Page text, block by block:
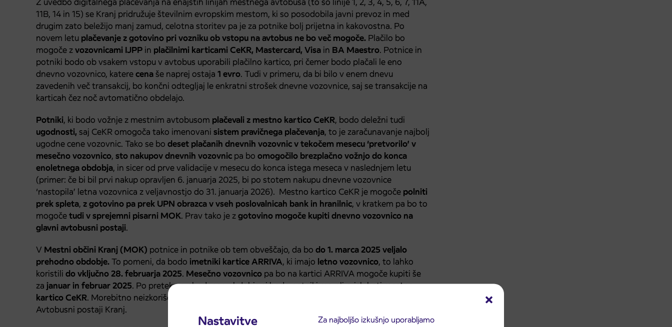
Nastavitve
Za najboljšo izkušnjo uporabljamo
11B, 14 in 15) se Kranj pridružuje številnim evropskim mestom, ki so posodobila javni prevoz in med
drugim zato beležijo manj zamud, celotna storitev pa je za potnike bolj prijetna in kakovostna. Po
novem letu plačevanje z gotovino pri vozniku ob vstopu na avtobus ne bo več mogoče. Plačilo bo
mogoče zvozovnicami IJPP in plačilnimi karticami CeKR, Mastercard, Visa in BA Maestro. Potnice in
potniki bodo ob vsakem vstopu v avtobus uporabili plačilno kartico, pri čemer bodo plačali le eno
dnevno vozovnico, katerecenaše naprej ostaja 1 evro. Tudi v primeru, da bi bilo v enem dnevu
zavedenih več transakcij, bo končni odtegljaj le enkratni strošek dnevne vozovnice, saj se transakcije na
karticah čez noč avtomatično obdelajo.
Potniki, ki bodo vožnje z mestnim avtobusom plačevali z mestno kartico CeKR, bodo deležni tudi
ugodnosti, saj CeKR omogoča tako imenovani sistem pravičnega plačevanja, to je zaračunavanje najbolj
ugodne cene vozovnic. Tako se bo deset plačanih dnevnih vozovnic v tekočem mesecu ‘pretvorilo’ v
mesečno vozovnico, sto nakupov dnevnih vozovnic pa bo omogočilo brezplačno vožnjo do konca
enoletnega obdobja, in sicer od prve validacije v mesecu do konca istega meseca v naslednjem letu
(primer: če bi bil prvi nakup opravljen 6. januarja 2025, bi po stotem nakupu dnevne vozovnice
‘nastopila’ letna vozovnica z veljavnostjo do 31. januarja 2026). Mestno kartico CeKR je mogoče polniti
prek spleta, z gotovino pa prek UPN obrazca v vseh poslovalnicah bank in hranilnic, v kratkem pa bo to
mogočetudi v sprejemni pisarni MOK. Prav tako je zgotovino mogoče kupiti dnevno vozovnico na
glavni avtobusni postaji.
V Mestni občini Kranj (MOK) potnice in potnike ob tem obveščajo, da bo do 1. marca 2025 veljalo
prehodno obdobje.To pomeni, da bodo imetniki kartice ARRIVA, ki imajo letno vozovnico, to lahko
koristili do vključno 28. februarja 2025. Mesečno vozovnico pa bo na kartici ARRIVA mogoče kupiti še
za januar in februar 2025. Po preteku prehodnega obdobja si bodo potniki morali priskrbetimestno
kartico CeKR. Morebitno neizkoriščeno kupnino na kartici ARRIVA bodo lahko dobili povrnjeno na
Avtobusni postaji Kranj.